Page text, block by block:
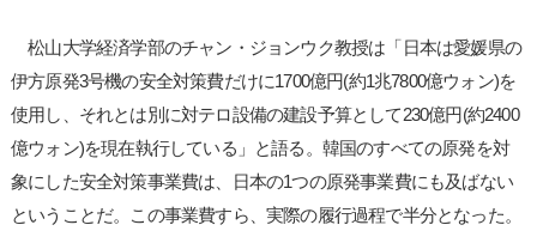
松山大学経済学部のチャン・ジョンウク教授は「日本は愛媛県の
伊方原発3号機の安全対策費だけに1700億円(約1兆7800億ウォン)を
使用し、それとは別に対テロ設備の建設予算として230億円(約2400
億ウォン)を現在執行している」と語る。韓国のすべての原発を対
象にした安全対策事業費は、日本の1つの原発事業費にも及ばない
ということだ。この事業費すら、実際の履行過程で半分となった。